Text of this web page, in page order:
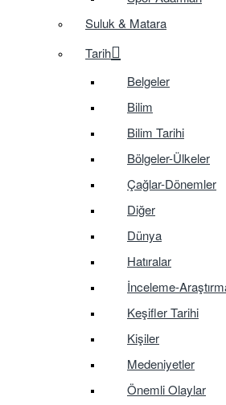
Suluk & Matara
Tarih
Belgeler
Bilim
Bilim Tarihi
Bölgeler-Ülkeler
Çağlar-Dönemler
Diğer
Dünya
Hatıralar
İnceleme-
Keşifler Tarihi
Kişiler
Medeniyetler
Önemli Olaylar